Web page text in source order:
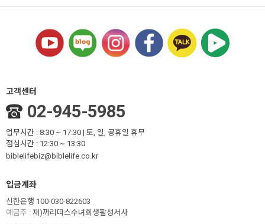
고객센터
02-945-5985
업무시간 : 8:30 ~ 17:30 | 토, 일, 공휴일 휴무
점심시간 : 12:30 ~ 13:30
biblelifebiz@biblelife.co.kr
입금계좌
신한은행 100-030-822603
예금주 : 재)까리따스수녀회생활성서사